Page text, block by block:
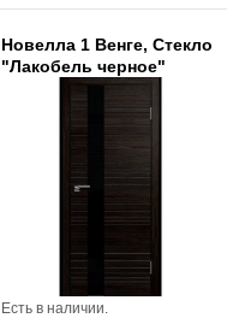
Новелла 1 Венге, Стекло
"Лакобель черное"
Есть в наличии.